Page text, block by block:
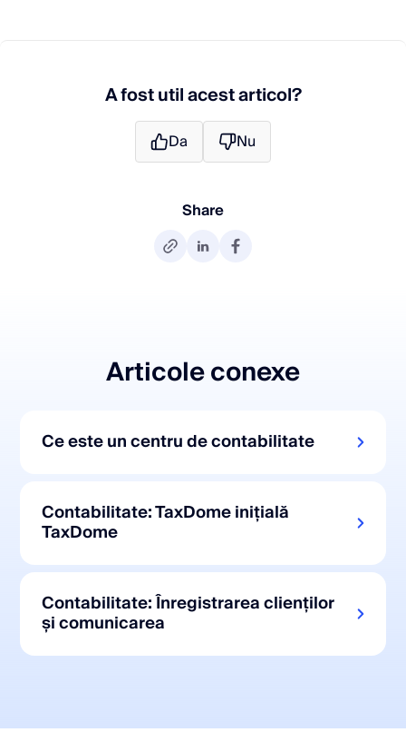
A fost util acest articol?
Da Nu
Share
Articole conexe
Ce este un centru de contabilitate
Contabilitate: TaxDome inițială
TaxDome
Contabilitate: Înregistrarea clienților
și comunicarea